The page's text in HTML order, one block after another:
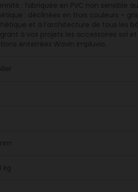
: fabriquée en PVC non sensible
: déclinées en trois couleurs –
et à l’architecture de tous les
à vos projets les accessoires sol
enterrées Wavin Impluvio.
kg